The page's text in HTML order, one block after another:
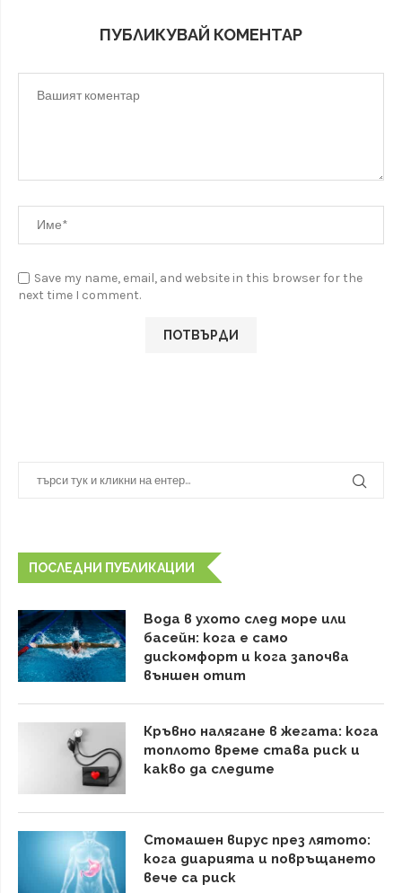
ПУБЛИКУВАЙ КОМЕНТАР
Save my name, email, and website in this browser for the
next time I comment.
ПОСЛЕДНИ ПУБЛИКАЦИИ
Вода в ухото след море или
басейн: кога е само
дискомфорт и кога започва
външен отит
Кръвно налягане в жегата: кога
топлото време става риск и
какво да следите
Стомашен вирус през лятото:
кога диарията и повръщането
вече са риск